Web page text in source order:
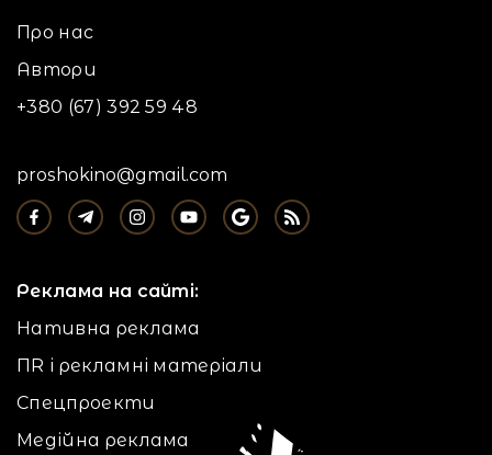
Про нас
Автори
+380 (67) 392 59 48
proshokino@gmail.com
Реклама на сайті:
Нативна реклама
ПR і рекламні матеріали
Спецпроекти
Медійна реклама